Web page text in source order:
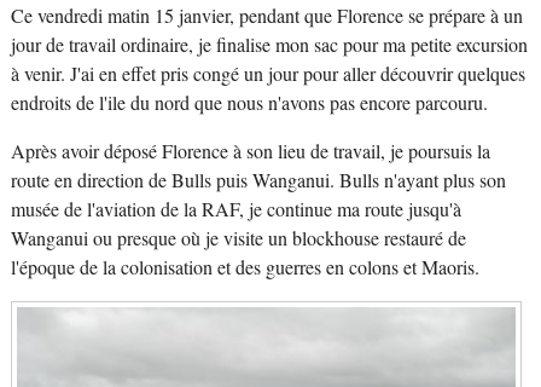
Ce vendredi matin 15 janvier, pendant que Florence se prépare à un
jour de travail ordinaire, je finalise mon sac pour ma petite excursion
à venir. J'ai en effet pris congé un jour pour aller découvrir quelques
endroits de l'ile du nord que nous n'avons pas encore parcouru.
Après avoir déposé Florence à son lieu de travail, je poursuis la
route en direction de Bulls puis Wanganui. Bulls n'ayant plus son
musée de l'aviation de la RAF, je continue ma route jusqu'à
Wanganui ou presque où je visite un blockhouse restauré de
l'époque de la colonisation et des guerres en colons et Maoris.